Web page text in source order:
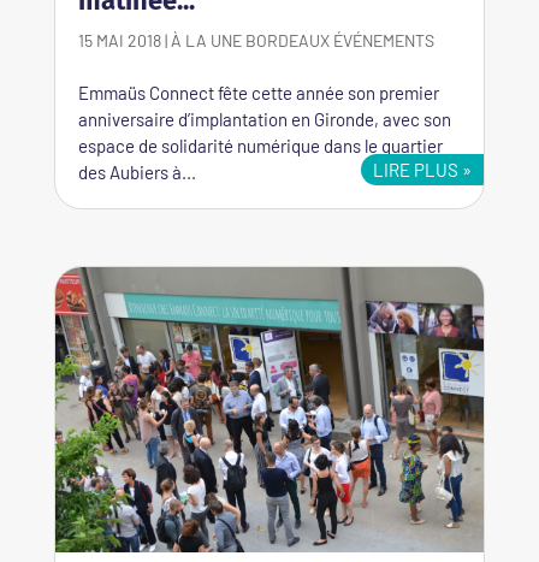
15 MAI 2018|À LA UNE BORDEAUX ÉVÉNEMENTS
Emmaüs Connect fête cette année son premier
anniversaire d’implantation en Gironde, avec son
espace de solidarité numérique dans le quartier
des Aubiers à...
LIRE PLUS